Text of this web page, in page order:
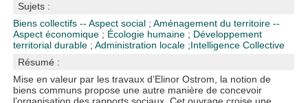
Sujets :
Biens collectifs -- Aspect social ;Aménagement du territoire --
Aspect économique ; Écologie humaine ; Développement
territorial durable ;Administration locale ;Intelligence Collective
Résumé :
Mise en valeur par les travaux d’Elinor Ostrom, la notion de
biens communs propose une autre manière de concevoir